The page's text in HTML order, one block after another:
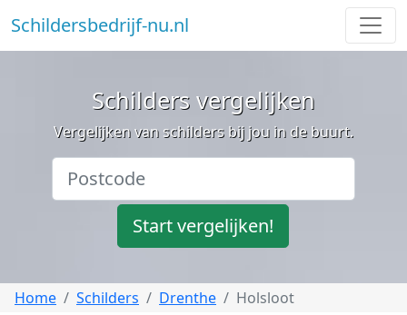
Schildersbedrijf-nu.nl
Schilders vergelijken
Vergelijken van schilders bij jou in de buurt.
Start vergelijken!
Home Schilders Drenthe Holsloot